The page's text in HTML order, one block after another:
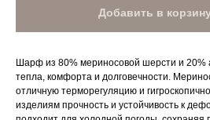
Добавить в
Шарф из 80% мериносовой шерсти и 20%
тепла, комфорта и долговечности.
отличную терморегуляцию и
изделиям прочность и устойчивость к